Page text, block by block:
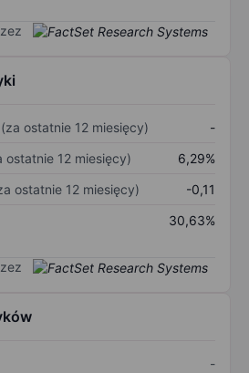
ostatnie 12 miesięcy)
-
12 miesięcy)
6,29%
ostatnie 12 miesięcy)
-0,11
30,63%
-